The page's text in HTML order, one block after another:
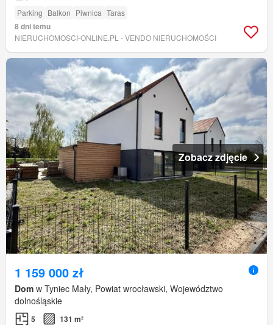
Parking Balkon Piwnica Taras
8 dni temu
NIERUCHOMOSCI-ONLINE.PL - VENDO NIERUCHOMOŚCI
Zobacz zdjęcie
1 159 000 zł
Dom w Tyniec Mały, Powiat wrocławski, Województwo
dolnośląskie
5 131 m²